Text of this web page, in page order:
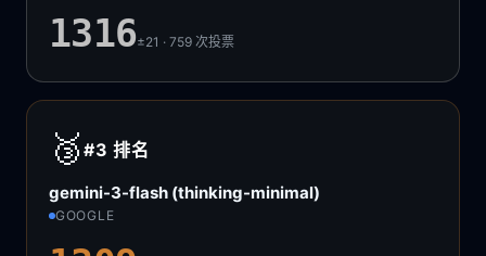
1316±21 · 759次投票
🥉 #3排名
gemini-3-flash (thinking-minimal)
GOOGLE